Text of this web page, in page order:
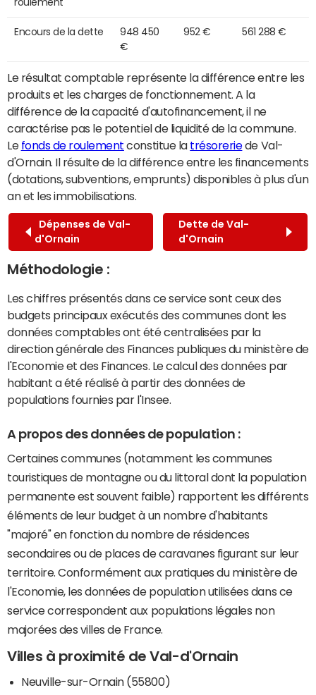
Encours de la dette
948 450
€
952 € 561 288 €
Le résultat comptable représente la différence entre les
produits et les charges de fonctionnement. A la
différence de la capacité d'autofinancement, il ne
caractérise pas le potentiel de liquidité de la commune.
Le fonds de roulement constitue la trésoreriede Val-
d'Ornain. Il résulte de la différence entre les financements
(dotations, subventions, emprunts) disponibles à plus d'un
an et les immobilisations.
Dépenses de Val-
d'Ornain
Dette de Val-
d'Ornain
Méthodologie :
Les chiffres présentés dans ce service sont ceux des
budgets principaux exécutés des communes dont les
données comptables ont été centralisées par la
direction générale des Finances publiques du ministère de
l'Economie et des Finances. Le calcul des données par
habitant a été réalisé à partir des données de
populations fournies par l'Insee.
A propos des données de population :
Certaines communes (notamment les communes
touristiques de montagne ou du littoral dont la population
permanente est souvent faible) rapportent les différents
éléments de leur budget à un nombre d'habitants
"majoré" en fonction du nombre de résidences
secondaires ou de places de caravanes figurant sur leur
territoire. Conformément aux pratiques du ministère de
l'Economie, les données de population utilisées dans ce
service correspondent aux populations légales non
majorées des villes de France.
Villes à proximité de Val-d'Ornain
Neuville-sur-Ornain (55800)